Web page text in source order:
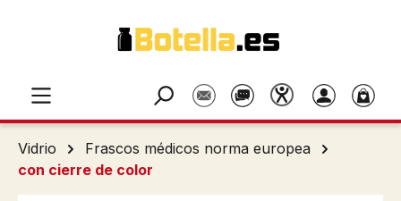
Vidrio
Frascos médicos norma europea
con cierre de color